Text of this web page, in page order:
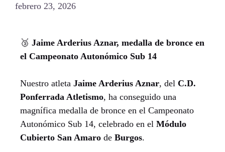
febrero 23, 2026
🥉 Jaime Arderius Aznar, medalla de bronce en
el Campeonato Autonómico Sub 14
Nuestro atleta Jaime Arderius Aznar, del C.D.
Ponferrada Atletismo, ha conseguido una
magnífica medalla de bronce en el Campeonato
Autonómico Sub 14, celebrado en el Módulo
Cubierto San Amaro de Burgos.